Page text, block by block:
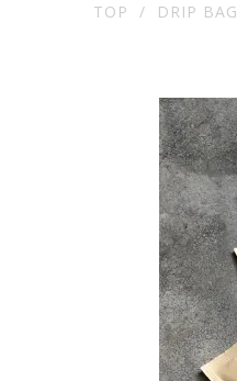
TOP DRIP BAG